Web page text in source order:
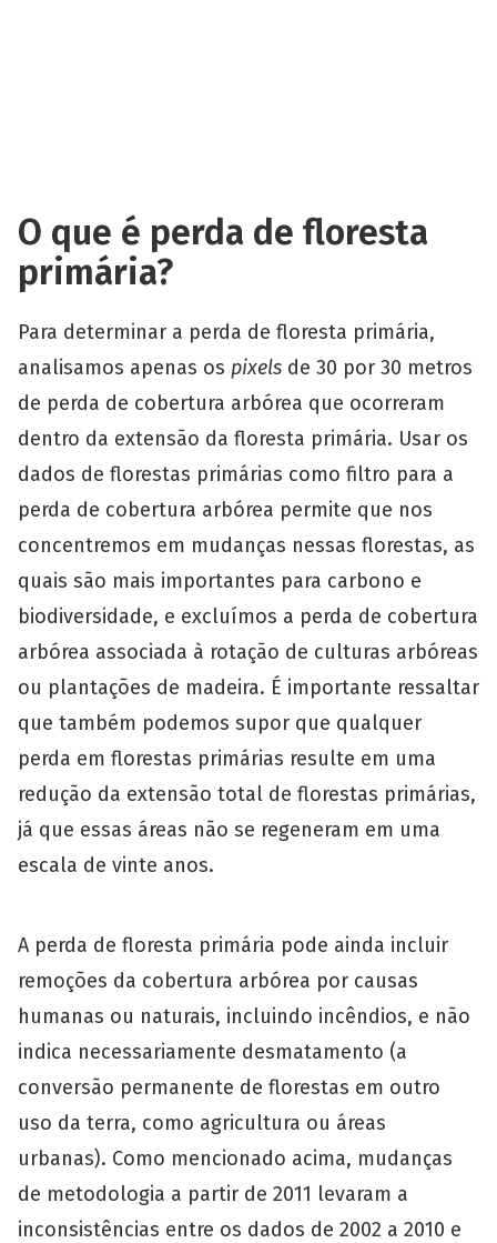
O que é perda de floresta
primária?
Para determinar a perda de floresta primária,
analisamos apenas os pixels de 30 por 30 metros
de perda de cobertura arbórea que ocorreram
dentro da extensão da floresta primária. Usar os
dados de florestas primárias como filtro para a
perda de cobertura arbórea permite que nos
concentremos em mudanças nessas florestas, as
quais são mais importantes para carbono e
biodiversidade, e excluímos a perda de cobertura
arbórea associada à rotação de culturas arbóreas
ou plantações de madeira. É importante ressaltar
que também podemos supor que qualquer
perda em florestas primárias resulte em uma
redução da extensão total de florestas primárias,
já que essas áreas não se regeneram em uma
escala de vinte anos.
A perda de floresta primária pode ainda incluir
remoções da cobertura arbórea por causas
humanas ou naturais, incluindo incêndios, e não
indica necessariamente desmatamento (a
conversão permanente de florestas em outro
uso da terra, como agricultura ou áreas
urbanas). Como mencionado acima, mudanças
de metodologia a partir de 2011 levaram a
inconsistências entre os dados de 2002 a 2010 e